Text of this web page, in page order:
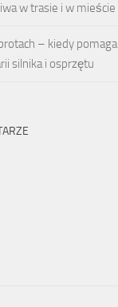
w trasie i w mieście
– kiedy
silnika i osprzętu